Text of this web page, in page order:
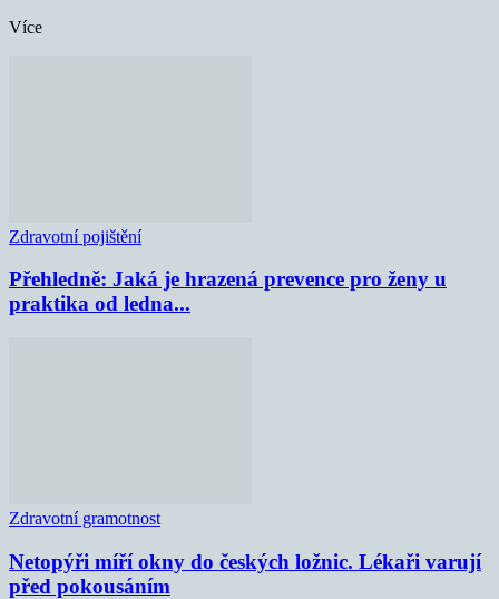
Více
Zdravotní pojištění
Přehledně: Jaká je hrazená prevence pro ženy u
praktika od ledna...
Zdravotní gramotnost
Netopýři míří okny do českých ložnic. Lékaři varují
před pokousáním